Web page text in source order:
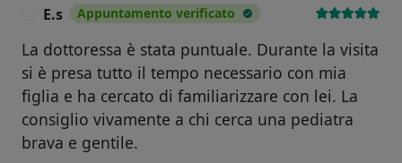
E.s Appuntamento verificato
La dottoressa è stata puntuale. Durante la visita
si è presa tutto il tempo necessario con mia
figlia e ha cercato di familiarizzare con lei. La
consiglio vivamente a chi cerca una pediatra
brava e gentile.